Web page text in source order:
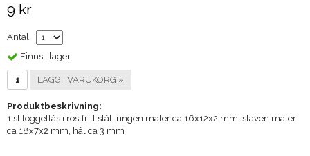
9 kr
Antal
Finns i lager
LÄGG I VARUKORG »
Produktbeskrivning:
1 st toggellås i rostfritt stål, ringen mäter ca 16x12x2 mm, staven mäter
ca 18x7x2 mm, hål ca 3 mm